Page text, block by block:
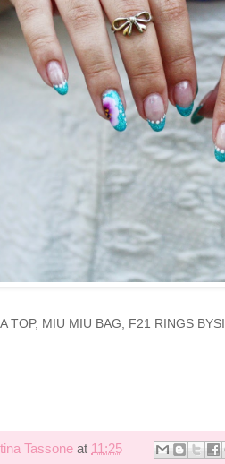
TOP, MIU MIU BAG, F21 RINGS
Tassone at 11:25